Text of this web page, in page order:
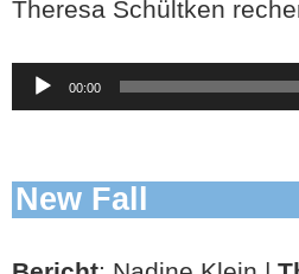
Theresa Schültken
Audio-
Player
00:00
New Fall